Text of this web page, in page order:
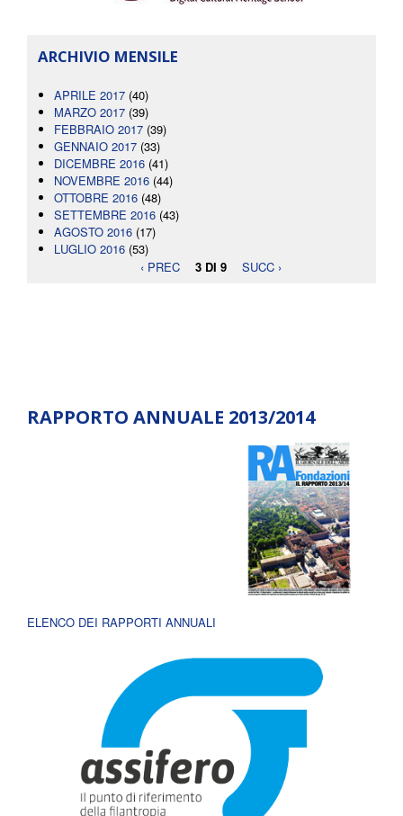
ARCHIVIO MENSILE
APRILE 2017 (40)
MARZO 2017 (39)
FEBBRAIO 2017 (39)
GENNAIO 2017 (33)
DICEMBRE 2016 (41)
NOVEMBRE 2016 (44)
OTTOBRE 2016 (48)
SETTEMBRE 2016 (43)
AGOSTO 2016 (17)
LUGLIO 2016 (53)
‹ PREC
3 DI 9 SUCC ›
RAPPORTO ANNUALE 2013/2014
ELENCO DEI RAPPORTI ANNUALI